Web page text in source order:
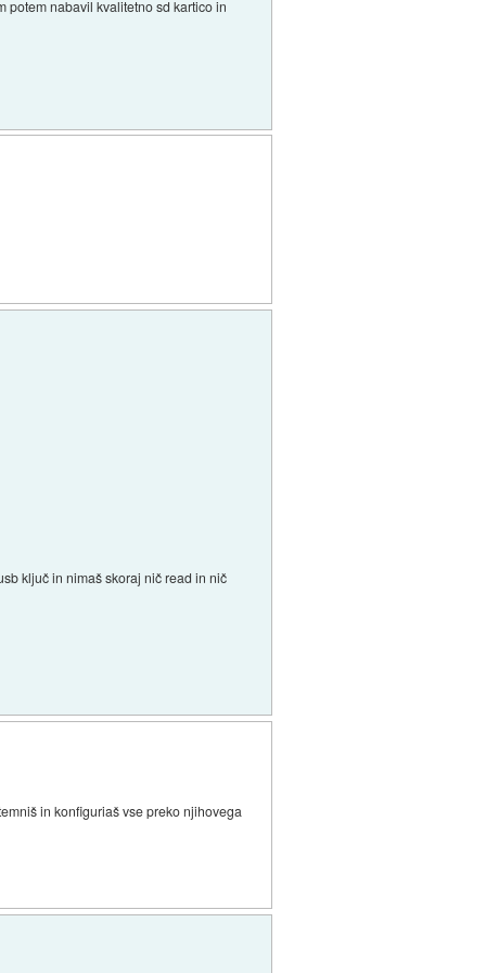
potem nabavil kvalitetno sd kartico in
ključ in nimaš skoraj nič read in nič
in konfiguriaš vse preko njihovega